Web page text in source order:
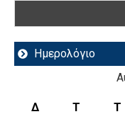
Ημερολόγιο
Δ Τ Τ